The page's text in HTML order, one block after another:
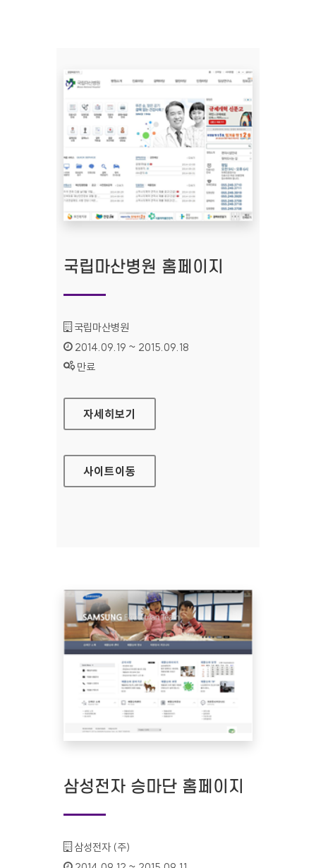
국립마산병원 홈페이지
기관명 :
국립마산병원
인증기간 :
2014.09.19 ~ 2015.09.18
상태 :
만료
국립마산병원 홈페이지
자세히보기
사이트이동
삼성전자 승마단 홈페이지
기관명 :
삼성전자 (주)